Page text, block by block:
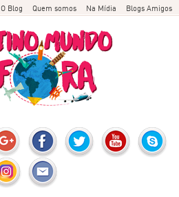
O Blog Quem somos Na Mídia Blogs Amigos